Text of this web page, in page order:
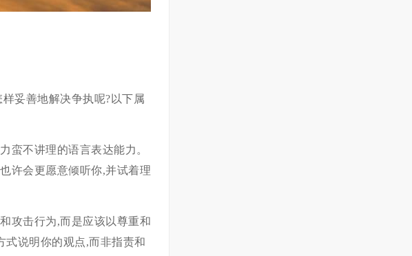
妥善地解决争执呢?以下属
蛮不讲理的语言表达能力。
许会更愿意倾听你,并试着理
攻击行为,而是应该以尊重和
式说明你的观点,而非指责和